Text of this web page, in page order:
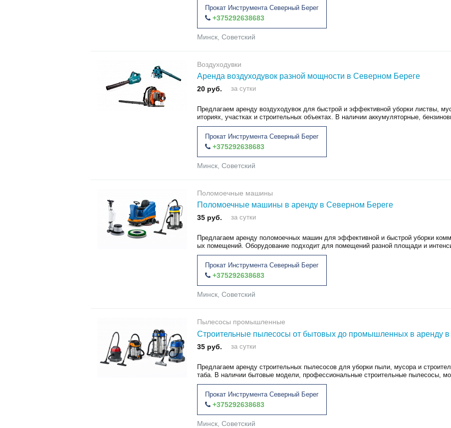
Прокат Инструмента Северный Берег
+375292638683
Минск, Советский
Воздуходувки
Аренда воздуходувок разной мощности в Северном Береге
20 руб. за сутки
Предлагаем аренду воздуходувок для быстрой и эффективной уборки листвы,
иториях, участках и строительных объектах. В наличии аккумуляторные,
Прокат Инструмента Северный Берег
+375292638683
Минск, Советский
Поломоечные машины
Поломоечные машины в аренду в Северном Береге
35 руб. за сутки
Предлагаем аренду поломоечных машин для эффективной и быстрой уборки
ых помещений. Оборудование подходит для помещений разной площади и
Прокат Инструмента Северный Берег
+375292638683
Минск, Советский
Пылесосы промышленные
Строительные пылесосы от бытовых до промышленных в аренду
35 руб. за сутки
Предлагаем аренду строительных пылесосов для уборки пыли, мусора и
таба. В наличии бытовые модели, профессиональные строительные пылесосы,
Прокат Инструмента Северный Берег
+375292638683
Минск, Советский